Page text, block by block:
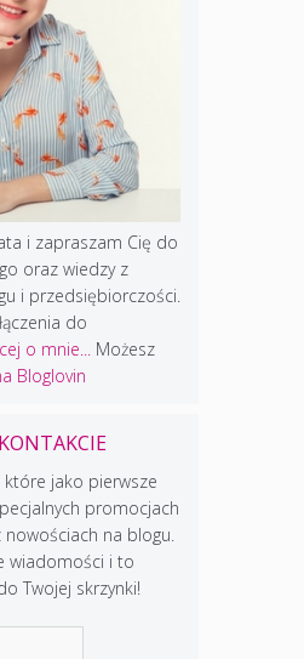
i zapraszam Cię do
oraz wiedzy z
i przedsiębiorczości.
do
o mnie...
Możesz
Bloglovin
które jako pierwsze
promocjach
na blogu.
wiadomości i to
Twojej skrzynki!